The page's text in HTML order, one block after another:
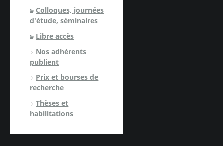
Colloques, journées
d'étude, séminaires
Libre accès
Nos adhérents
publient
Prix et bourses de
recherche
Thèses et
habilitations